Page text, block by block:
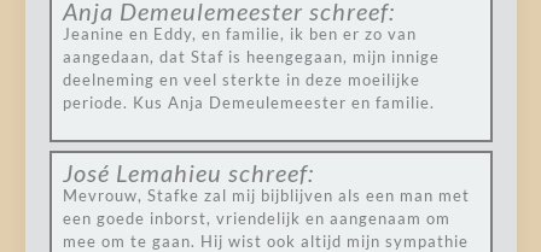
Anja Demeulemeester schreef:
Jeanine en Eddy, en familie, ik ben er zo van
aangedaan, dat Staf is heengegaan, mijn innige
deelneming en veel sterkte in deze moeilijke
periode. Kus Anja Demeulemeester en familie.
José Lemahieu schreef:
Mevrouw, Stafke zal mij bijblijven als een man met
een goede inborst, vriendelijk en aangenaam om
mee om te gaan. Hij wist ook altijd mijn sympathie